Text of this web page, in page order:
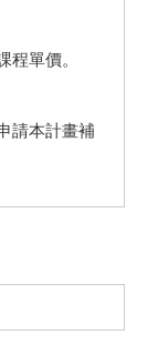
程單價。
請本計畫補